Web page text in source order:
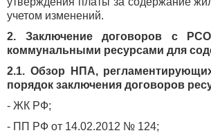
учетом изменений.
2. Заключение договоров с
коммунальными ресурсами для
2.1. Обзор НПА,
порядок заключения договоров
- ЖК РФ;
- ПП РФ от 14.02.2012 № 124;